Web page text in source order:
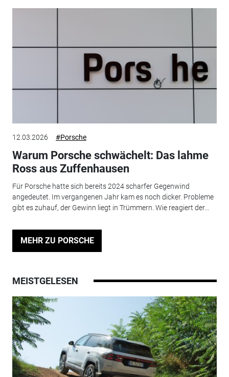
12.03.2026 #Porsche
Warum Porsche schwächelt: Das lahme
Ross aus Zuffenhausen
Für Porsche hatte sich bereits 2024 scharfer Gegenwind
angedeutet. Im vergangenen Jahr kam es noch dicker. Probleme
gibt es zuhauf, der Gewinn liegt in Trümmern. Wie reagiert der...
MEHR ZU PORSCHE
MEISTGELESEN